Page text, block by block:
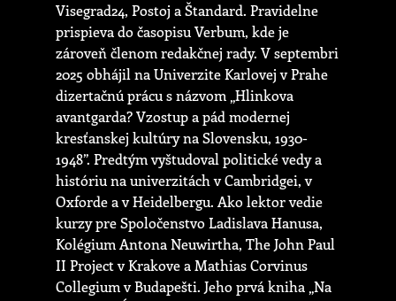
Visegrad24, Postoj a Štandard. Pravidelne
prispieva do časopisu Verbum, kde je
zároveň členom redakčnej rady. V septembri
2025 obhájil na Univerzite Karlovej v Prahe
dizertačnú prácu s názvom „Hlinkova
avantgarda? Vzostup a pád modernej
kresťanskej kultúry na Slovensku, 1930-
1948”. Predtým vyštudoval politické vedy a
históriu na univerzitách v Cambridgei, v
Oxforde a v Heidelbergu. Ako lektor vedie
kurzy pre Spoločenstvo Ladislava Hanusa,
Kolégium Antona Neuwirtha, The John Paul
II Project v Krakove a Mathias Corvinus
Collegium v Budapešti. Jeho prvá kniha „Na